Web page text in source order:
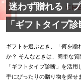
迷わず贈れる！
「ギフトタイプ診
ギフトを選ぶとき、「何を贈
か？ そんなときは、簡単な
「ギフトタイプ診断」を活
手にぴったりの贈り物を探せ